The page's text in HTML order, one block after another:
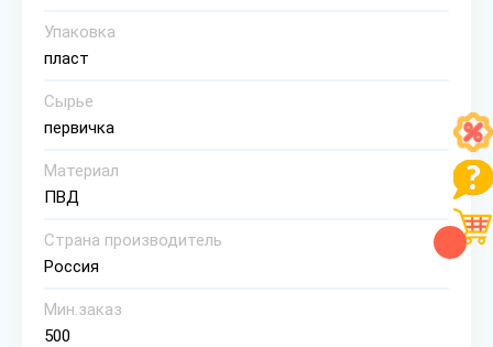
Упаковка
пласт
Сырье
первичка
Материал
ПВД
Страна производитель
Россия
Мин.заказ
500